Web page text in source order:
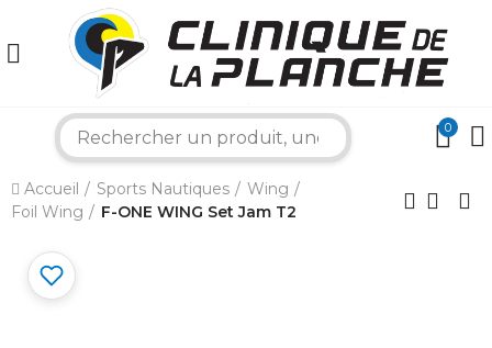
0
Accueil Sports Nautiques
Wing
Foil Wing
F-ONE WING Set Jam T2